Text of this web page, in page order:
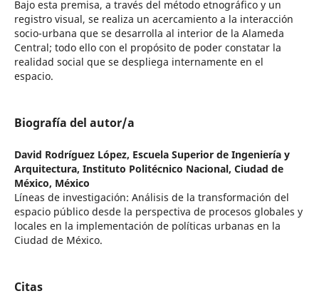
Bajo esta premisa, a través del método etnográfico y un
registro visual, se realiza un acercamiento a la interacción
socio-urbana que se desarrolla al interior de la Alameda
Central; todo ello con el propósito de poder constatar la
realidad social que se despliega internamente en el
espacio.
Biografía del autor/a
David Rodríguez López, Escuela Superior de Ingeniería y
Arquitectura, Instituto Politécnico Nacional, Ciudad de
México, México
Líneas de investigación: Análisis de la transformación del
espacio público desde la perspectiva de procesos globales y
locales en la implementación de políticas urbanas en la
Ciudad de México.
Citas